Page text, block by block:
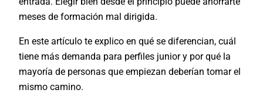
meses de formación mal dirigida.
En este artículo te explico en qué se diferencian, cuál
tiene más demanda para perfiles junior y por qué la
mayoría de personas que empiezan deberían tomar el
mismo camino.